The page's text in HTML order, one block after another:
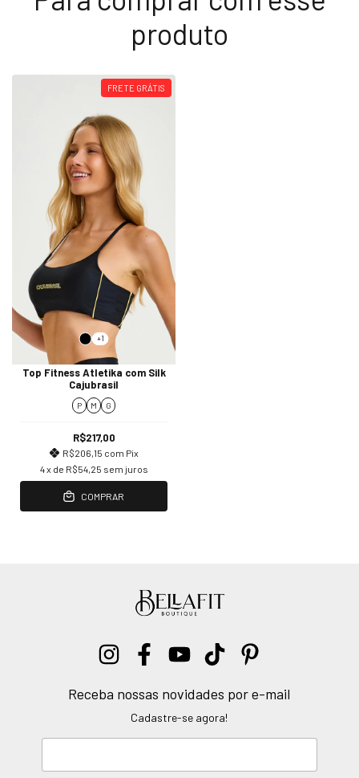
produto
FRETE GRÁTIS
+1
Top Fitness Atletika com Silk
Cajubrasil
P M G
R$217,00
R$206,15 com Pix
4x de R$54,25 sem juros
COMPRAR
Receba nossas novidades por e-mail
Cadastre-se agora!